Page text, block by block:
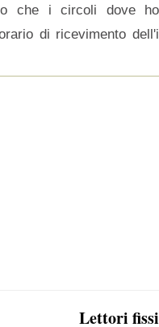
che i circoli dove
di ricevimento
Lettori fissi